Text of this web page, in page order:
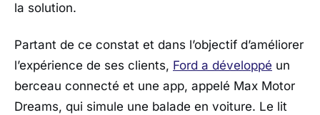
la solution.
Partant de ce constat et dans l’objectif d’améliorer
l’expérience de ses clients, Ford a développé un
berceau connecté et une app, appelé Max Motor
Dreams, qui simule une balade en voiture. Le lit